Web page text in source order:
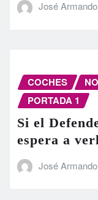
José
COCHES
PORTADA 1
Si el
espera a
José